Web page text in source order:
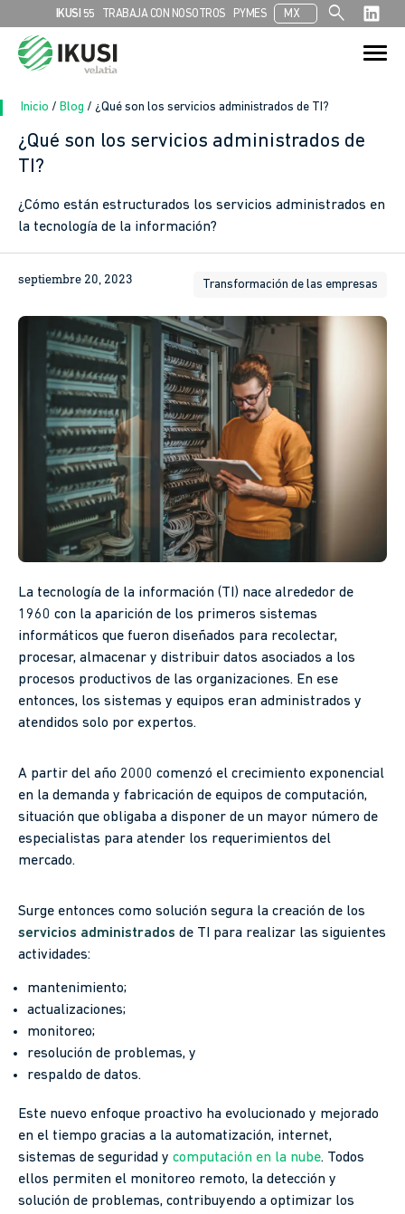
IKUSI 55 TRABAJA CON NOSOTROS PYMES MX search
Search
for:
Search Button
Inicio / Blog / ¿Qué son los servicios administrados de TI?
¿Qué son los servicios administrados de
TI?
¿Cómo están estructurados los servicios administrados en
la tecnología de la información?
septiembre 20, 2023 Transformación de las empresas
La tecnología de la información (TI) nace alrededor de
1960 con la aparición de los primeros sistemas
informáticos que fueron diseñados para recolectar,
procesar, almacenar y distribuir datos asociados a los
procesos productivos de las organizaciones. En ese
entonces, los sistemas y equipos eran administrados y
atendidos solo por expertos.
A partir del año 2000 comenzó el crecimiento exponencial
en la demanda y fabricación de equipos de computación,
situación que obligaba a disponer de un mayor número de
especialistas para atender los requerimientos del
mercado.
Surge entonces como solución segura la creación de los
servicios administrados de TI para realizar las siguientes
actividades:
mantenimiento;
actualizaciones;
monitoreo;
resolución de problemas, y
respaldo de datos.
Este nuevo enfoque proactivo ha evolucionado y mejorado
en el tiempo gracias a la automatización, internet,
sistemas de seguridad y computación en la nube. Todos
ellos permiten el monitoreo remoto, la detección y
solución de problemas, contribuyendo a optimizar los